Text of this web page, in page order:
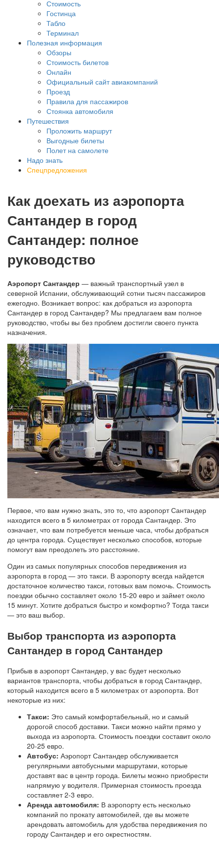
Стоимость
Гостинца
Табло
Терминал
Полезная информация
Обзоры
Стоимость билетов
Онлайн
Официальный сайт авиакомпаний
Проезд
Правила для пассажиров
Стоянка автомобиля
Путешествия
Проложить маршрут
Выгодные билеты
Полет на самолете
Надо знать
Спецпредложения
Как доехать из аэропорта
Сантандер в город
Сантандер: полное
руководство
Аэропорт Сантандер — важный транспортный узел в
северной Испании, обслуживающий сотни тысяч пассажиров
ежегодно. Возникает вопрос: как добраться из аэропорта
Сантандер в город Сантандер? Мы предлагаем вам полное
руководство, чтобы вы без проблем достигли своего пункта
назначения.
Первое, что вам нужно знать, это то, что аэропорт Сантандер
находится всего в 5 километрах от города Сантандер. Это
означает, что вам потребуется меньше часа, чтобы добраться
до центра города. Существует несколько способов, которые
помогут вам преодолеть это расстояние.
Один из самых популярных способов передвижения из
аэропорта в город — это такси. В аэропорту всегда найдется
достаточное количество такси, готовых вам помочь. Стоимость
поездки обычно составляет около 15-20 евро и займет около
15 минут. Хотите добраться быстро и комфортно? Тогда такси
— это ваш выбор.
Выбор транспорта из аэропорта
Сантандер в город Сантандер
Прибыв в аэропорт Сантандер, у вас будет несколько
вариантов транспорта, чтобы добраться в город Сантандер,
который находится всего в 5 километрах от аэропорта. Вот
некоторые из них:
Такси: Это самый комфортабельный, но и самый
дорогой способ доставки. Такси можно найти прямо у
выхода из аэропорта. Стоимость поездки составит около
20-25 евро.
Автобус: Аэропорт Сантандер обслуживается
регулярными автобусными маршрутами, которые
доставят вас в центр города. Билеты можно приобрести
напрямую у водителя. Примерная стоимость проезда
составляет 2-3 евро.
Аренда автомобиля: В аэропорту есть несколько
компаний по прокату автомобилей, где вы можете
арендовать автомобиль для удобства передвижения по
городу Сантандер и его окрестностям.